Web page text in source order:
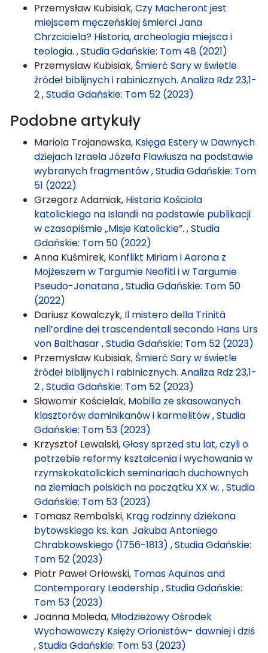
Przemysław Kubisiak,Czy Macheront jest
miejscem męczeńskiej śmierci Jana
Chrzciciela? Historia, archeologia miejsca i
teologia. ,Studia Gdańskie: Tom 48 (2021)
Przemysław Kubisiak, Śmierć Sary w świetle
źródeł biblijnych i rabinicznych. Analiza Rdz 23,1-
2,Studia Gdańskie: Tom 52 (2023)
Podobne artykuły
Mariola Trojanowska, Księga Estery w Dawnych
dziejach Izraela Józefa Flawiusza na podstawie
wybranych fragmentów,Studia Gdańskie: Tom
51 (2022)
Grzegorz Adamiak, Historia Kościoła
katolickiego na Islandii na podstawie publikacji
w czasopiśmie „Misje Katolickie”. ,Studia
Gdańskie: Tom 50 (2022)
Anna Kuśmirek, Konflikt Miriam i Aarona z
Mojżeszem w Targumie Neofiti i w Targumie
Pseudo-Jonatana,Studia Gdańskie: Tom 50
(2022)
Dariusz Kowalczyk, Il mistero della Trinità
nell’ordine dei trascendentali secondo Hans Urs
von Balthasar,Studia Gdańskie: Tom 52 (2023)
Przemysław Kubisiak, Śmierć Sary w świetle
źródeł biblijnych i rabinicznych. Analiza Rdz 23,1-
2,Studia Gdańskie: Tom 52 (2023)
Sławomir Kościelak, Mobilia ze skasowanych
klasztorów dominikanów i karmelitów,Studia
Gdańskie: Tom 53 (2023)
Krzysztof Lewalski,Głosy sprzed stu lat, czyli o
potrzebie reformy kształcenia i wychowania w
rzymskokatolickich seminariach duchownych
na ziemiach polskich na początku XX w. ,Studia
Gdańskie: Tom 53 (2023)
Tomasz Rembalski, Krąg rodzinny dziekana
bytowskiego ks. kan. Jakuba Antoniego
Chrabkowskiego (1756-1813) ,Studia Gdańskie:
Tom 52 (2023)
Piotr Paweł Orłowski, Tomas Aquinas and
Contemporary Leadership,Studia Gdańskie:
Tom 53 (2023)
Joanna Moleda, Młodzieżowy Ośrodek
Wychowawczy Księży Orionistów- dawniej i dziś
,Studia Gdańskie: Tom 53 (2023)